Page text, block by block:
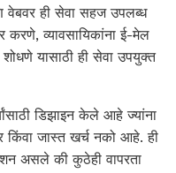
वेबवर ही सेवा सहज उपलब्ध
करणे, व्यावसायिकांना ई-मेल
शोधणे यासाठी ही सेवा उपयुक्त
डिझाइन केले आहे ज्यांना
जास्त खर्च नको आहे. ही
असले की कुठेही वापरता